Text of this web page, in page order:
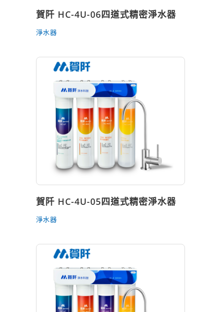
賀阡 HC-4U-06四道式精密淨水器
淨水器
賀阡 HC-4U-05四道式精密淨水器
淨水器